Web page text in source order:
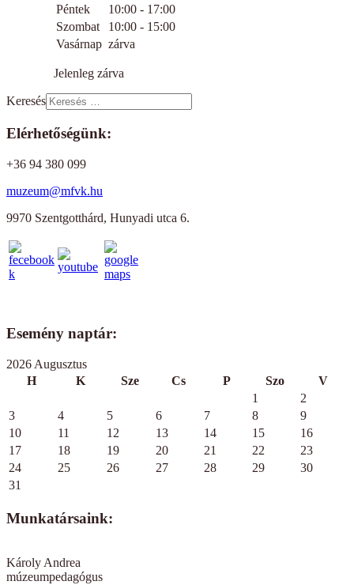
Péntek
10:00 - 17:00
Szombat
10:00 - 15:00
Vasárnap zárva
Jelenleg zárva
Keresés
Elérhetőségünk:
+36 94 380 099
muzeum@mfvk.hu
9970 Szentgotthárd, Hunyadi utca 6.
Esemény naptár:
2026 Augusztus
H
K Sze Cs P Szo
V
1
2
3
4 5 6 7 8
9
10
11 12 13 14 15
16
17
18 19 20 21 22
23
24
25 26 27 28 29
30
31
Munkatársaink:
Károly Andrea
múzeumpedagógus